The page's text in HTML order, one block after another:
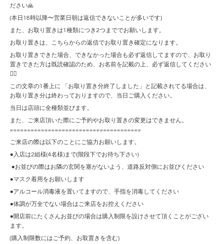
ださい🙏
(本日18時以降〜営業日朝は返信できないことが多いです)
また、お取り置きは1種類につき2つまででお願いします。
お取り置きは、こちらからの返信でお取り置き確定になります。
お取り置きできた場合、できなかった場合も必ず返信してますので、お取り
置きできた方は既読確認のため、お名前を記載の上、必ず返信してください
🙇‍♀️
この文章の1番上に 「お取り置き分終了しました」と記載されてる場合は、
お取り置き分は終わっておりますので、当日ご購入ください。
当日は店頭に全種類並びます。
また、ご来店頂いた際にご予約やお取り置きの変更はできません。
======================================
ご来店の際は以下のことにご協力お願いします。
●入店は2組様(4名様)まで(階段下でお待ち下さい)
●お並びの際はお隣の玄関を塞がないよう、道路反対側にお並びください
●マスク着用をお願いします
●アルコール消毒液を置いてますので、手指を消毒してください
●体調が万全でない場合はご来店をお控えください
●開店前にたくさんお並びの場合は購入制限を設けさせて頂くことがござい
ます。
(購入制限数にはご予約、お取置きを含む)